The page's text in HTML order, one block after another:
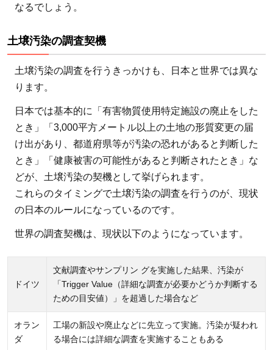
なるでしょう。
土壌汚染の調査契機
土壌汚染の調査を行うきっかけも、日本と世界では異な
ります。
日本では基本的に「有害物質使用特定施設の廃止をした
とき」「3,000平方メートル以上の土地の形質変更の届
け出があり、都道府県等が汚染の恐れがあると判断した
とき」「健康被害の可能性があると判断されたとき」な
どが、土壌汚染の契機として挙げられます。
これらのタイミングで土壌汚染の調査を行うのが、現状
の日本のルールになっているのです。
世界の調査契機は、現状以下のようになっています。
ドイツ
文献調査やサンプリン グを実施した結果、汚染が
「Trigger Value（詳細な調査が必要かどうか判断する
ための目安値）」を超過した場合など
オラン
ダ
工場の新設や廃止などに先立って実施。汚染が疑われ
る場合には詳細な調査を実施することもある